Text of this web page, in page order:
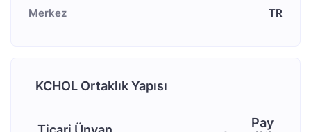
Merkez TR
KCHOL Ortaklık Yapısı
Pay